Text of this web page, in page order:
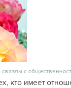
связям с
кто имеет